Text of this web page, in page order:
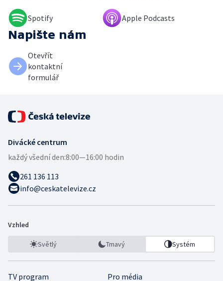
Spotify Apple Podcasts
Napište nám
Otevřít
kontaktní
formulář
Divácké centrum
každý všední den:8:00—16:00 hodin
261 136 113
info@ceskatelevize.cz
Vzhled
Světlý Tmavý Systém
TV program
Pro média